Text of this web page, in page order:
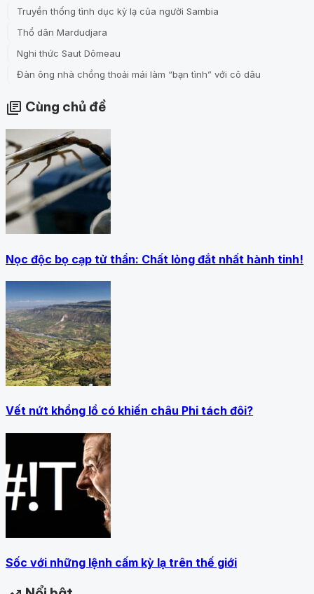
Truyền thống tình dục kỳ lạ của người Sambia
Thổ dân Mardudjara
Nghi thức Saut Dômeau
Đàn ông nhà chồng thoải mái làm “bạn tình” với cô dâu
library_books Cùng chủ đề
Nọc độc bọ cạp tử thần: Chất lỏng đắt nhất hành tinh!
Vết nứt khổng lồ có khiến châu Phi tách đôi?
Sốc với những lệnh cấm kỳ lạ trên thế giới